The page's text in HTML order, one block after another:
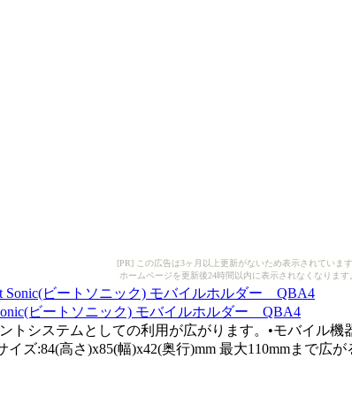
[PR] この広告は3ヶ月以上更新がないため表示されています
ホームページを更新後24時間以内に表示されなくなります
ビートソニック) モバイルホルダー QBA4
システムとしての利用が広がります。•モバイル機
ズ:84(高さ)x85(幅)x42(奥行)mm 最大110mmまで広